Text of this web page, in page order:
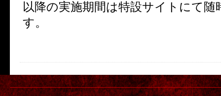
以降の実施期間は特設サイトにて随
す。